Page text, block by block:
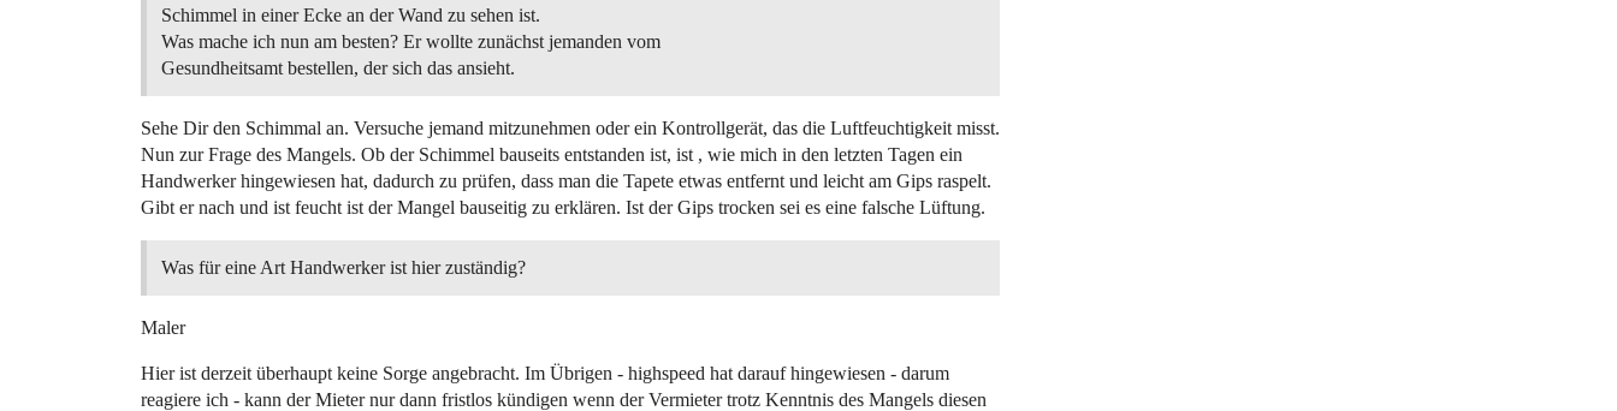
Schimmel in einer Ecke an der Wand zu sehen ist.
Was mache ich nun am besten? Er wollte zunächst jemanden vom
Gesundheitsamt bestellen, der sich das ansieht.
Sehe Dir den Schimmal an. Versuche jemand mitzunehmen oder ein Kontrollgerät, das die Luftfeuchtigkeit misst.
Nun zur Frage des Mangels. Ob der Schimmel bauseits entstanden ist, ist , wie mich in den letzten Tagen ein
Handwerker hingewiesen hat, dadurch zu prüfen, dass man die Tapete etwas entfernt und leicht am Gips raspelt.
Gibt er nach und ist feucht ist der Mangel bauseitig zu erklären. Ist der Gips trocken sei es eine falsche Lüftung.
Was für eine Art Handwerker ist hier zuständig?
Maler
Hier ist derzeit überhaupt keine Sorge angebracht. Im Übrigen - highspeed hat darauf hingewiesen - darum
reagiere ich - kann der Mieter nur dann fristlos kündigen wenn der Vermieter trotz Kenntnis des Mangels diesen